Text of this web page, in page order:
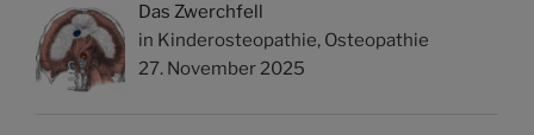
Das Zwerchfell
in Kinderosteopathie, Osteopathie
27. November 2025